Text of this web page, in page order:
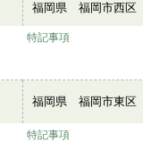
福岡県 福岡市西区
特記事項
福岡県 福岡市東区
特記事項